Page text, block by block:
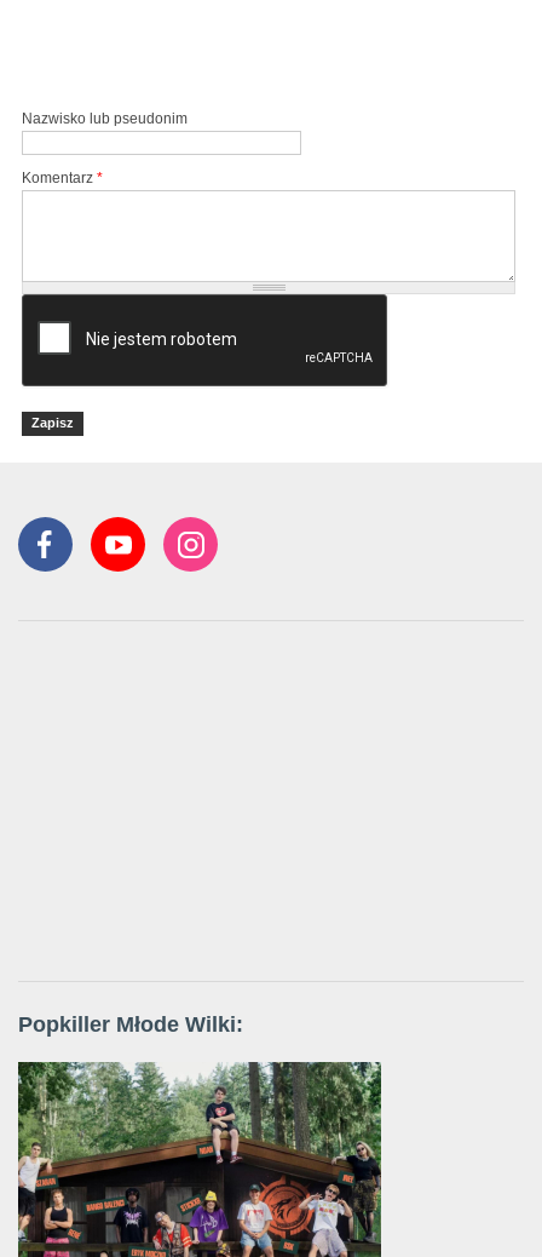
Nazwisko lub pseudonim
Komentarz *
Popkiller Młode Wilki: